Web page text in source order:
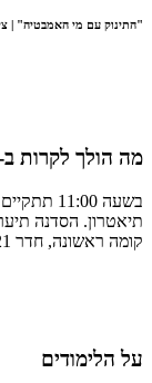
"התינוק עם מי האמבטיה" |
מה הולך לקרות ב-12/9/
בשעה
תיאטרון. הסדנה
קומה ראשונה, חדר 121.
על הלימודים